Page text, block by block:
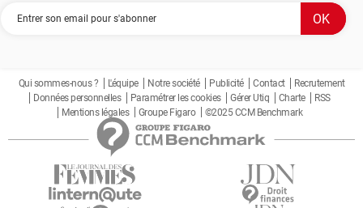
Qui sommes-nous ? L'équipe Notre société Publicité Contact
Recrutement
Données personnelles
Paramétrer les cookies Gérer Utiq Charte
RSS
Mentions légales
Groupe Figaro ©2025 CCM Benchmark